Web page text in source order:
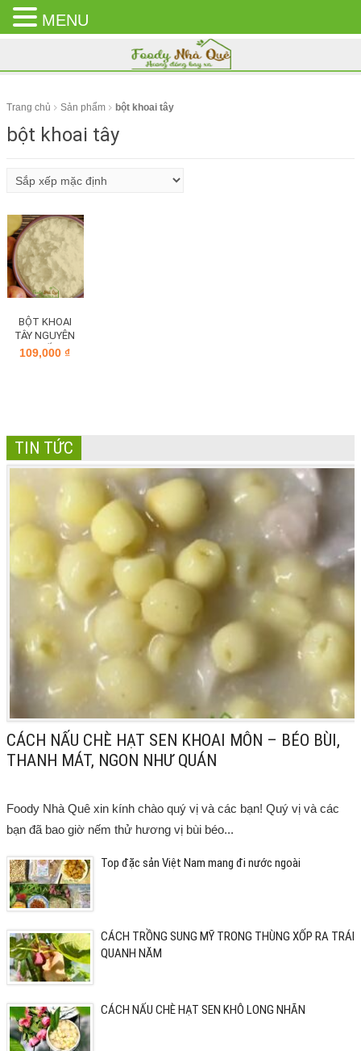
CLOSE
MENU
Trang chủ Sản phẩm bột khoai tây
bột khoai tây
BỘT KHOAI
TÂY NGUYÊN
CHẤT
109,000₫
TIN TỨC
CÁCH NẤU CHÈ HẠT SEN KHOAI MÔN – BÉO BÙI,
THANH MÁT, NGON NHƯ QUÁN
Foody Nhà Quê xin kính chào quý vị và các bạn! Quý vị và các
bạn đã bao giờ nếm thử hương vị bùi béo...
Top đặc sản Việt Nam mang đi nước ngoài
CÁCH TRỒNG SUNG MỸ TRONG THÙNG XỐP RA TRÁI
QUANH NĂM
CÁCH NẤU CHÈ HẠT SEN KHÔ LONG NHÃN
MENU